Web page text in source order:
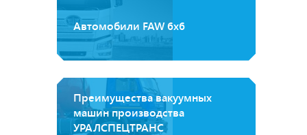
Автомобили FAW 6х6
Преимущества вакуумных
машин производства
УРАЛСПЕЦТРАНС